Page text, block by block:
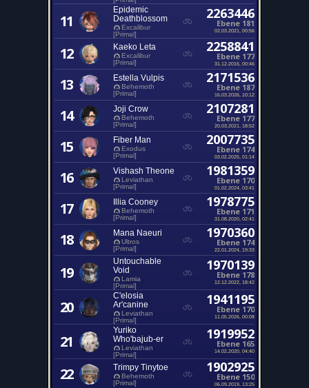
11
Epidemic
Deathblossom
Excalibur
[Primal]
2263446
Ebene 181
02.03.2021, 00:56
12 Kaeko Leta
Excalibur
[Primal]
2258841
Ebene 177
31.12.2016, 00:46
13 Estella Vulpis
Behemoth
[Primal]
2171536
Ebene 187
16.03.2026, 10:12
14 Joji Crow
Behemoth
[Primal]
2107281
Ebene 177
20.03.2021, 18:52
15 Fiber Man
Exodus
[Primal]
2007735
Ebene 174
03.02.2025, 01:14
16 Vishash Theone
Leviathan
[Primal]
1981359
Ebene 170
01.02.2024, 03:41
17 Illia Cooney
Behemoth
[Primal]
1978775
Ebene 171
31.08.2020, 02:41
18 Mana Naeuri
Ultros
[Primal]
1970360
Ebene 174
22.01.2024, 19:33
19
Untouchable
Void
Lamia
[Primal]
1970139
Ebene 178
12.12.2022, 18:42
20
C'elosia
Ar'canine
Leviathan
[Primal]
1941195
Ebene 170
11.05.2026, 00:08
21
Yuriko
Who'bajub-er
Leviathan
[Primal]
1919952
Ebene 165
14.02.2020, 04:40
22 Trimpy Tinytoe
Behemoth
[Primal]
1902925
Ebene 150
06.09.2019, 13:25